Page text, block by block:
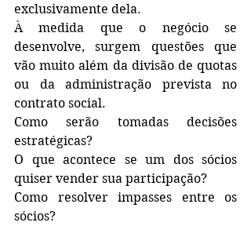
exclusivamente dela.
À medida que o negócio se
desenvolve, surgem questões que
vão muito além da divisão de quotas
ou da administração prevista no
contrato social.
Como serão tomadas decisões
estratégicas?
O que acontece se um dos sócios
quiser vender sua participação?
Como resolver impasses entre os
sócios?